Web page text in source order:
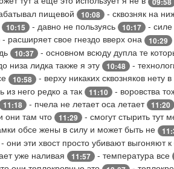
пищевой
10:08 - сквозняк на
10:15 - давно не пользуясь 10:17 - силе
- расширяет свое гнездо вверх она 10:29
10:37 - основном всюду дупла те
низа лидка также я эту 10:48 -
10:58 - верху никаких сквозняков нету
из него редко а так
11:10 - воровства
11:18 - пчела не летает оса летает 11:20
они там что
11:29 - смогут стырить тут
обсе жены в силу и может быть не
- они эти хвост просто убивают выгоняют к
уже наливая 11:57 - температура все